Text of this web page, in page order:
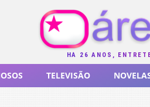
HÁ 26 ANOS,
TELEVISÃO